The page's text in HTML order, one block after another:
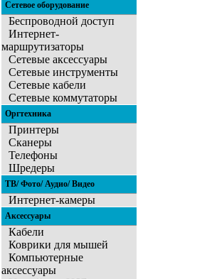
Сетевое оборудование
Беспроводной доступ
Интернет-
маршрутизаторы
Сетевые аксессуары
Сетевые инструменты
Сетевые кабели
Сетевые коммутаторы
Оргтехника
Принтеры
Сканеры
Телефоны
Шредеры
ТВ/ Фото/ Аудио/ Видео
Интернет-камеры
Аксессуары
Кабели
Коврики для мышей
Компьютерные
аксессуары